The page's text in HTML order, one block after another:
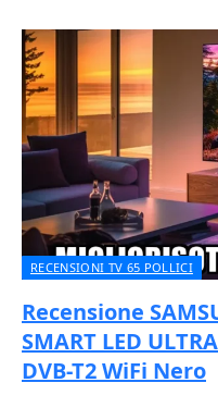
RECENSIONI TV 65 POLLICI
Recensione
SMART LED
DVB-T2 WiFi Nero